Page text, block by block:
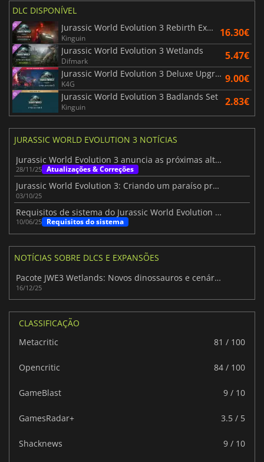
DLC DISPONÍVEL
Jurassic World Evolution 3 Rebirth Expansion
Kinguin 16.30€
Jurassic World Evolution 3 Wetlands
Difmark 5.47€
Jurassic World Evolution 3 Deluxe Upgrade Pack
K4G 9.00€
Jurassic World Evolution 3 Badlands Set
Kinguin 2.83€
JURASSIC WORLD EVOLUTION 3 NOTÍCIAS
Jurassic World Evolution 3 anuncia as próximas alterações
28/11/25 Atualizações & Correções
Jurassic World Evolution 3: Criando um paraíso pré-histórico
03/10/25
Requisitos de sistema do Jurassic World Evolution 3 para PC revelados
10/06/25 Requisitos do sistema
NOTÍCIAS SOBRE DLCS E EXPANSÕES
Pacote JWE3 Wetlands: Novos dinossauros e cenários pantanosos!
16/12/25
CLASSIFICAÇÃO
Metacritic
81 / 100
Opencritic 84 / 100
GameBlast 9 / 10
GamesRadar+ 3.5 / 5
Shacknews 9 / 10